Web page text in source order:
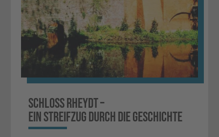
Schloss Rheydt –
ein Streifzug durch die Geschichte